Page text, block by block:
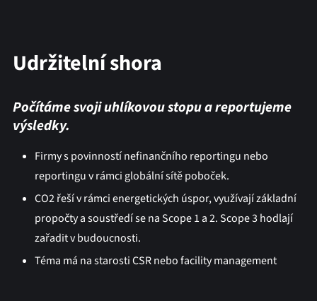
Udržitelní shora
Počítáme svoji uhlíkovou stopu a reportujeme
výsledky.
Firmy s povinností nefinančního reportingu nebo
reportingu v rámci globální sítě poboček.
CO2 řeší v rámci energetických úspor, využívají základní
propočty a soustředí se na Scope 1 a 2. Scope 3 hodlají
zařadit v budoucnosti.
Téma má na starosti CSR nebo facility management